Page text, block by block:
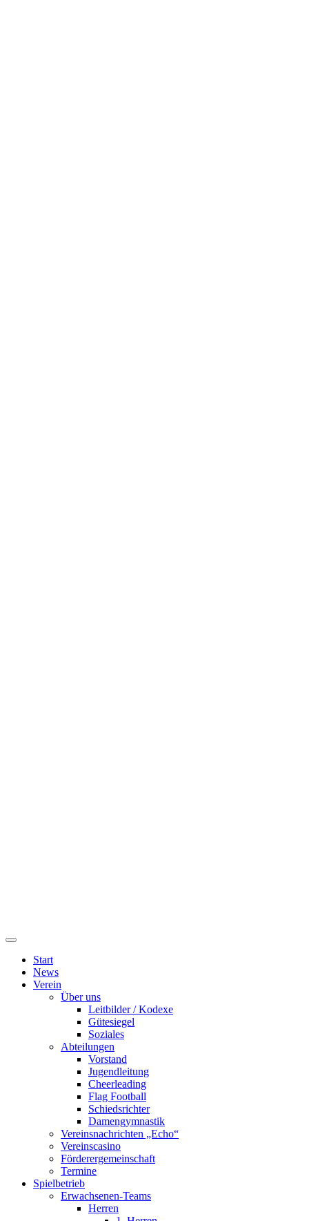
Start
News
Verein
Über uns
Leitbilder / Kodexe
Gütesiegel
Soziales
Abteilungen
Vorstand
Jugendleitung
Cheerleading
Flag Football
Schiedsrichter
Damengymnastik
Vereinsnachrichten „Echo“
Vereinscasino
Förderergemeinschaft
Termine
Spielbetrieb
Erwachsenen-Teams
Herren